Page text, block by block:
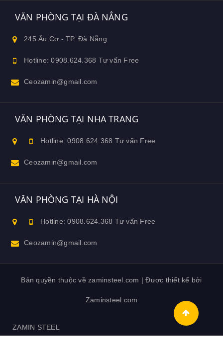
VĂN PHÒNG TẠI ĐÀ NẲNG
245 Âu Cơ - TP. Đà Nẵng
Hotline: 0908.624.368 Tư vấn Free
Ceozamin@gmail.com
VĂN PHÒNG TẠI NHA TRANG
Hotline: 0908.624.368 Tư vấn Free
Ceozamin@gmail.com
VĂN PHÒNG TẠI HÀ NỘI
Hotline: 0908.624.368 Tư vấn Free
Ceozamin@gmail.com
Bản quyền thuộc về zaminsteel.com | Được thiết kế bởi
Zaminsteel.com
ZAMIN STEEL